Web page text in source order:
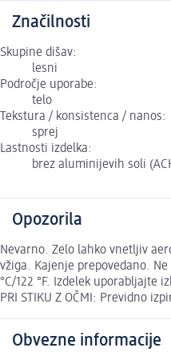
Značilnosti
Skupine dišav:
lesni
Področje uporabe:
telo
Tekstura / konsistenca / nanos:
sprej
Lastnosti izdelka:
brez aluminijevih soli
Opozorila
Nevarno. Zelo lahko vnetljiv
vžiga. Kajenje prepovedano.
°C/122 °F. Izdelek uporabljajte
PRI STIKU Z OČMI: Previdno
Obvezne informacije